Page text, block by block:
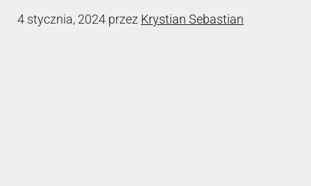
4 stycznia, 2024 przez Krystian Sebastian